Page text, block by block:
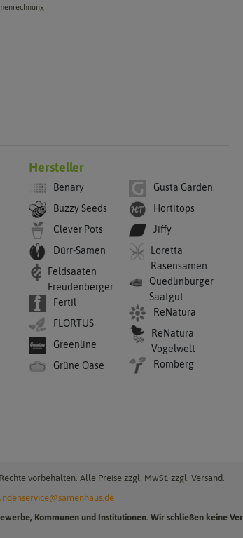
Hersteller
Benary
Buzzy Seeds
Clever Pots
Dürr-Samen
Feldsaaten
Freudenberger
Fertil
FLORTUS
Greenline
Grüne Oase
Gusta Garden
Hortitops
Jiffy
Loretta
Rasensamen
Quedlinburger
Saatgut
ReNatura
ReNatura
Vogelwelt
Romberg
vorbehalten. Alle Preise zzgl. MwSt. zzgl. Versand.
Kommunen und Institutionen. Wir schließen keine